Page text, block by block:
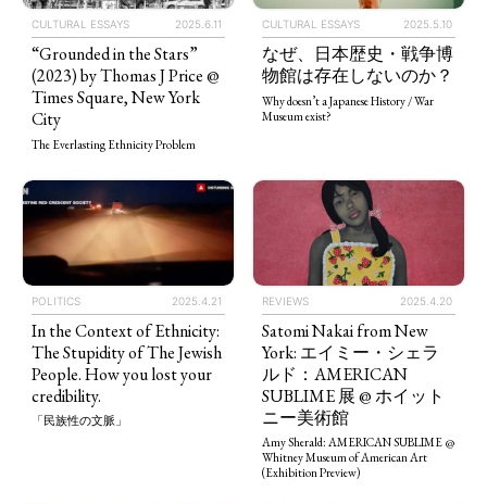
TAGS RANKING
CULTURAL ESSAYS 2025.6.11
“Grounded in the Stars”
(2023) by Thomas J Price @
Times Square, New York
City
The Everlasting Ethnicity Problem
CULTURAL ESSAYS 2025.5.10
なぜ、日本歴史・戦争博
物館は存在しないのか？
Why doesn’t a Japanese History / War
Museum exist?
POLITICS 2025.4.21
In the Context of Ethnicity:
The Stupidity of The Jewish
People. How you lost your
credibility.
「民族性の文脈」
REVIEWS 2025.4.20
Satomi Nakai from New
York: エイミー・シェラ
ルド：AMERICAN
SUBLIME 展 @ ホイット
ニー美術館
Amy Sherald: AMERICAN SUBLIME @
Whitney Museum of American Art
(Exhibition Preview)